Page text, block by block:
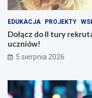
EDUKACJA PROJEKTY
Dołącz do II tury
uczniów!
5 sierpnia 2026